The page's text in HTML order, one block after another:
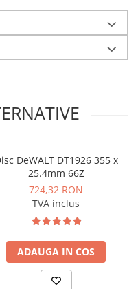
DeWALT DT1926 355 x
25.4mm 66Z
724,32 RON
TVA inclus
ADAUGA IN COS